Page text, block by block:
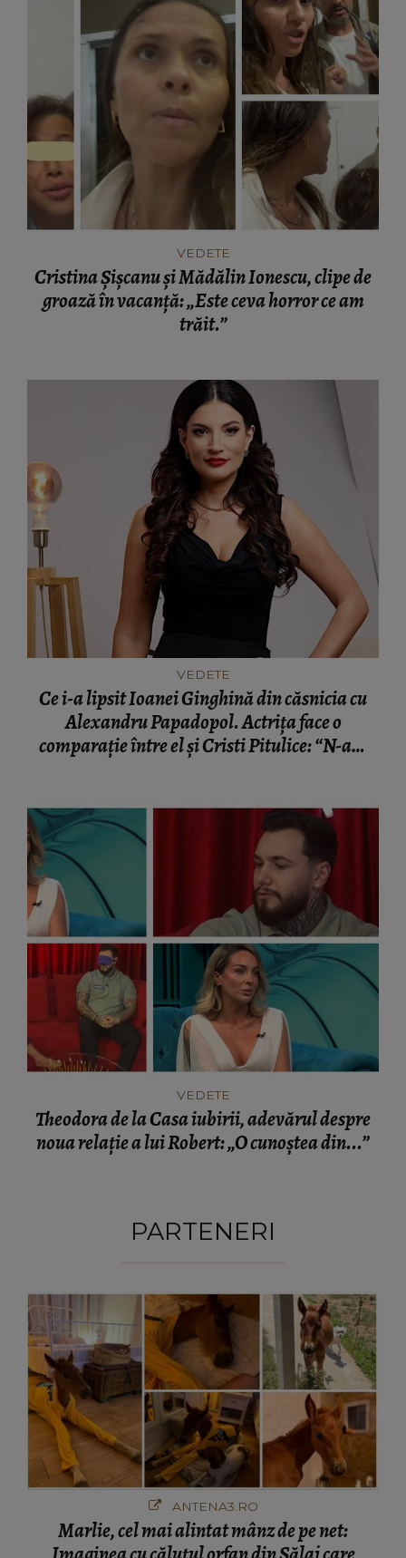
VEDETE
Cristina Șișcanu și Mădălin Ionescu, clipe de
groază în vacanță: „Este ceva horror ce am
trăit.”
VEDETE
Ce i-a lipsit Ioanei Ginghină din căsnicia cu
Alexandru Papadopol. Actrița face o
comparație între el și Cristi Pitulice: “N-am
VEDETE
Theodora de la Casa iubirii, adevărul despre
noua relație a lui Robert: „O cunoștea din...”
PARTENERI
ANTENA3.RO
Marlie, cel mai alintat mânz de pe net: